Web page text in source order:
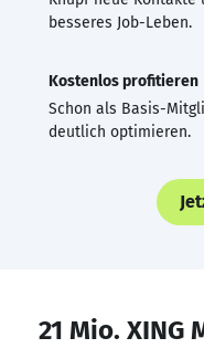
besseres Job-Leben.
Kostenlos profitieren
Schon als Basis-
deutlich optimieren.
21 Mio. XING